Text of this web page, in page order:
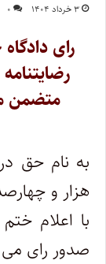
۳ خرداد ۱۴۰۴ ۰
رای
متضمن
به نام حق
هزار و
با اعلام
صدور رای می